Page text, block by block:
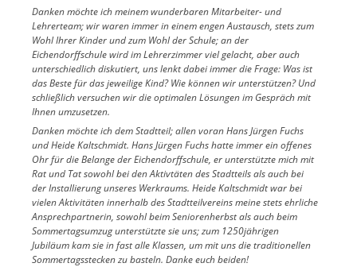
Danken möchte ich meinem wunderbaren Mitarbeiter- und
Lehrerteam; wir waren immer in einem engen Austausch, stets zum
Wohl Ihrer Kinder und zum Wohl der Schule; an der
Eichendorffschule wird im Lehrerzimmer viel gelacht, aber auch
unterschiedlich diskutiert, uns lenkt dabei immer die Frage: Was ist
das Beste für das jeweilige Kind? Wie können wir unterstützen? Und
schließlich versuchen wir die optimalen Lösungen im Gespräch mit
Ihnen umzusetzen.
Danken möchte ich dem Stadtteil; allen voran Hans Jürgen Fuchs
und Heide Kaltschmidt. Hans Jürgen Fuchs hatte immer ein offenes
Ohr für die Belange der Eichendorffschule, er unterstützte mich mit
Rat und Tat sowohl bei den Aktivtäten des Stadtteils als auch bei
der Installierung unseres Werkraums. Heide Kaltschmidt war bei
vielen Aktivitäten innerhalb des Stadtteilvereins meine stets ehrliche
Ansprechpartnerin, sowohl beim Seniorenherbst als auch beim
Sommertagsumzug unterstützte sie uns; zum 1250jährigen
Jubiläum kam sie in fast alle Klassen, um mit uns die traditionellen
Sommertagsstecken zu basteln. Danke euch beiden!